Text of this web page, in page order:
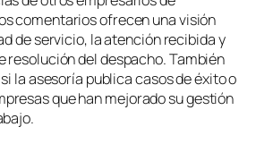
comentarios ofrecen una visión
de servicio, la atención recibida y
resolución del despacho. También
la asesoría publica casos de éxito o
que han mejorado su gestión